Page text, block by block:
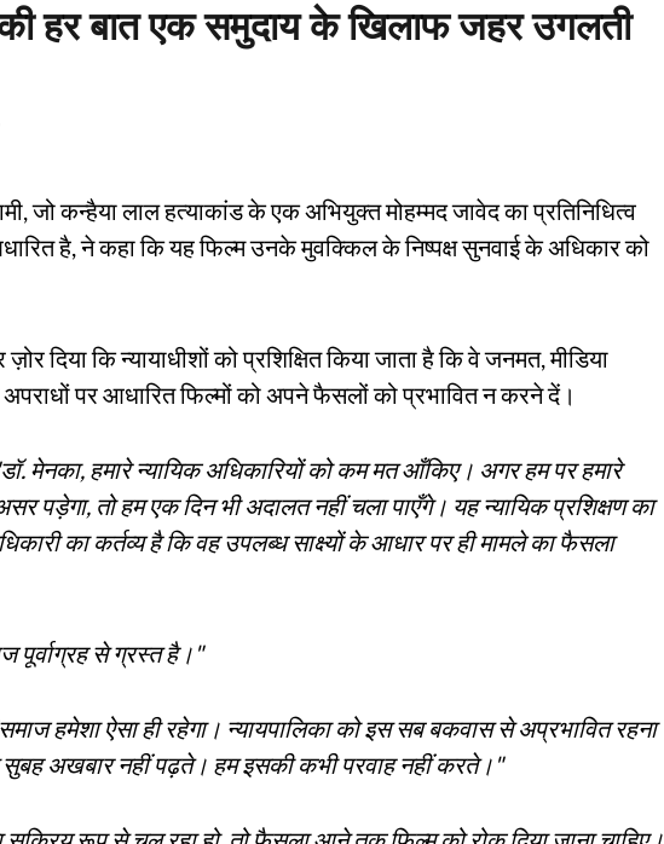
हर बात एक समुदाय के खिलाफ जहर उगलती
जो कन्हैया लाल हत्याकांड के एक अभियुक्त मोहम्मद जावेद का प्रतिनिधित्व
है, ने कहा कि यह फिल्म उनके मुवक्किल के निष्पक्ष सुनवाई के अधिकार को
दिया कि न्यायाधीशों को प्रशिक्षित किया जाता है कि वे जनमत, मीडिया
पर आधारित फिल्मों को अपने फैसलों को प्रभावित न करने दें।
मेनका, हमारे न्यायिक अधिकारियों को कम मत आँकिए। अगर हम पर हमारे
पड़ेगा, तो हम एक दिन भी अदालत नहीं चला पाएँगे। यह न्यायिक प्रशिक्षण का
का कर्तव्य है कि वह उपलब्ध साक्ष्यों के आधार पर ही मामले का फैसला
पूर्वाग्रह से ग्रस्त है।"
हमेशा ऐसा ही रहेगा। न्यायपालिका को इस सब बकवास से अप्रभावित रहना
सुबह अखबार नहीं पढ़ते। हम इसकी कभी परवाह नहीं करते।"